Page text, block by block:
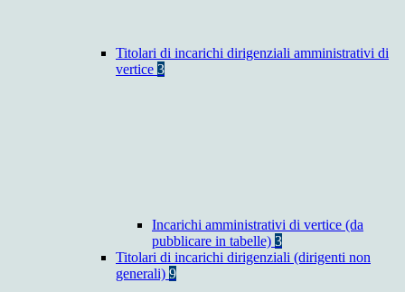
Titolari di incarichi dirigenziali amministrativi di
vertice 3
Incarichi amministrativi di vertice (da
pubblicare in tabelle) 3
Titolari di incarichi dirigenziali (dirigenti non
generali) 9